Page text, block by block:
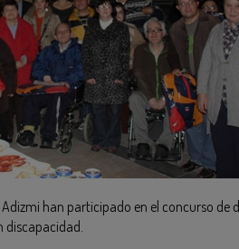
han participado en el concurso de
discapacidad.